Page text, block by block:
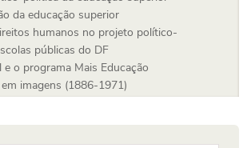
da educação superior
humanos no projeto político-
públicas do DF
o programa Mais Educação
imagens (1886-1971)